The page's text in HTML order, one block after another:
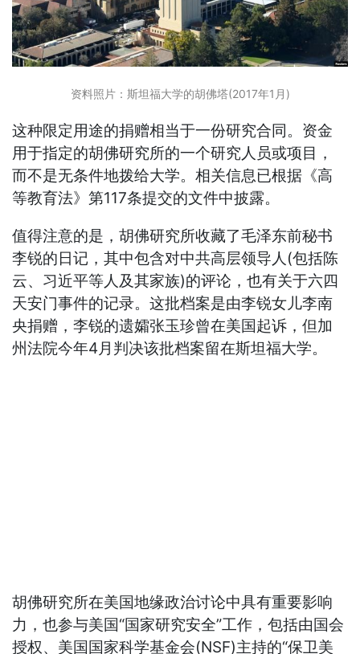
资料照片：斯坦福大学的胡佛塔(2017年1月)
这种限定用途的捐赠相当于一份研究合同。资金
用于指定的胡佛研究所的一个研究人员或项目，
而不是无条件地拨给大学。相关信息已根据《高
等教育法》第117条提交的文件中披露。
值得注意的是，胡佛研究所收藏了毛泽东前秘书
李锐的日记，其中包含对中共高层领导人(包括陈
云、习近平等人及其家族)的评论，也有关于六四
天安门事件的记录。这批档案是由李锐女儿李南
央捐赠，李锐的遗孀张玉珍曾在美国起诉，但加
州法院今年4月判决该批档案留在斯坦福大学。
胡佛研究所在美国地缘政治讨论中具有重要影响
力，也参与美国“国家研究安全”工作，包括由国会
授权、美国国家科学基金会(NSF)主持的“保卫美